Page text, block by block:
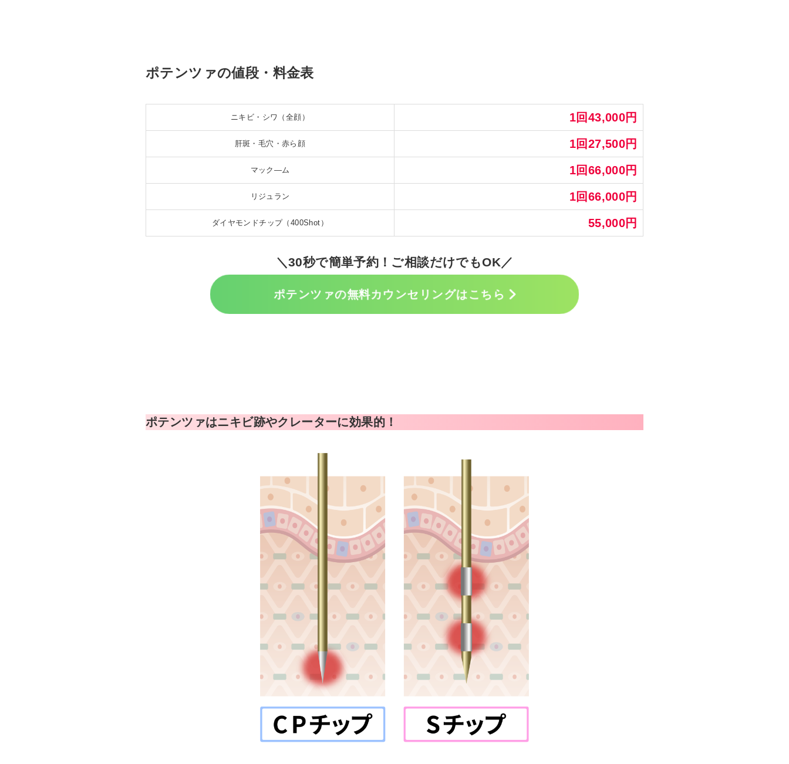
ポテンツァの値段・料金表
ニキビ・シワ（全顔） 1回43,000円
肝斑・毛穴・赤ら顔 1回27,500円
マック―ム 1回66,000円
リジュラン 1回66,000円
ダイヤモンドチップ（400Shot） 55,000円
＼30秒で簡単予約！ご相談だけでもOK／
ポテンツァの無料カウンセリングはこちら
ポテンツァはニキビ跡やクレーターに効果的！